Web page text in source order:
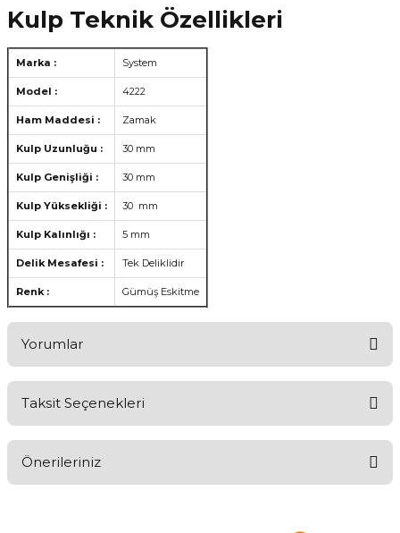
Kulp Teknik Özellikleri
Marka : System
Model : 4222
Ham Maddesi : Zamak
Kulp Uzunluğu : 30 mm
Kulp Genişliği : 30 mm
Kulp Yüksekliği : 30 mm
Kulp Kalınlığı : 5 mm
Delik Mesafesi : Tek Deliklidir
Renk : Gümüş Eskitme
Yorumlar
Taksit Seçenekleri
Önerileriniz